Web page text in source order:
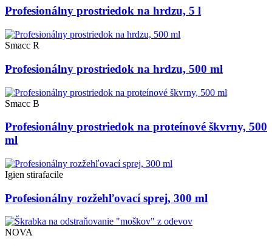
Profesionálny prostriedok na hrdzu, 5 l
Smacc R
Profesionálny prostriedok na hrdzu, 500 ml
Smacc B
Profesionálny prostriedok na proteínové škvrny, 500
ml
Igien stirafacile
Profesionálny rozžehľovací sprej, 300 ml
NOVA